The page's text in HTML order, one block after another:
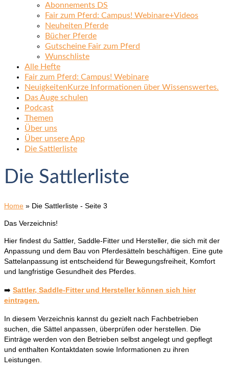
Abonnements DS
Fair zum Pferd: Campus! Webinare+Videos
Neuheiten Pferde
Bücher Pferde
Gutscheine Fair zum Pferd
Wunschliste
Alle Hefte
Fair zum Pferd: Campus! Webinare
Neuigkeiten Kurze Informationen über Wissenswertes.
Das Auge schulen
Podcast
Themen
Über uns
Über unsere App
Die Sattlerliste
Die Sattlerliste
Home » Die Sattlerliste - Seite 3
Das Verzeichnis!
Hier findest du Sattler, Saddle-Fitter und Hersteller, die sich mit der
Anpassung und dem Bau von Pferdesätteln beschäftigen. Eine gute
Sattelanpassung ist entscheidend für Bewegungsfreiheit, Komfort
und langfristige Gesundheit des Pferdes.
➡️ Sattler, Saddle-Fitter und Hersteller können sich hier
eintragen.
In diesem Verzeichnis kannst du gezielt nach Fachbetrieben
suchen, die Sättel anpassen, überprüfen oder herstellen. Die
Einträge werden von den Betrieben selbst angelegt und gepflegt
und enthalten Kontaktdaten sowie Informationen zu ihren
Leistungen.